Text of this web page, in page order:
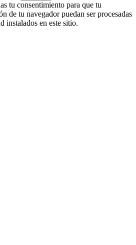
tu consentimiento para que tu
de tu navegador puedan ser procesadas
instalados en este sitio.